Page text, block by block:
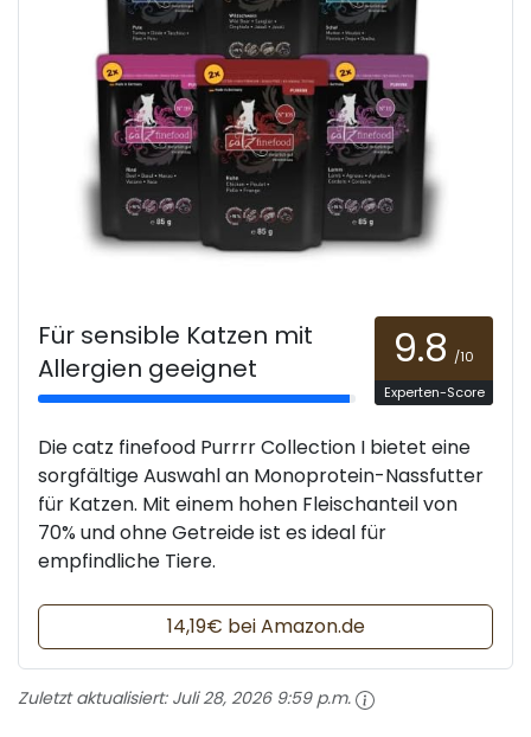
Für sensible Katzen mit
Allergien geeignet
9.8 /10
Experten-Score
Die catz finefood Purrrr Collection I bietet eine
sorgfältige Auswahl an Monoprotein-Nassfutter
für Katzen. Mit einem hohen Fleischanteil von
70% und ohne Getreide ist es ideal für
empfindliche Tiere.
14,19€ bei Amazon.de
Zuletzt aktualisiert: Juli 28, 2026 9:59 p.m.